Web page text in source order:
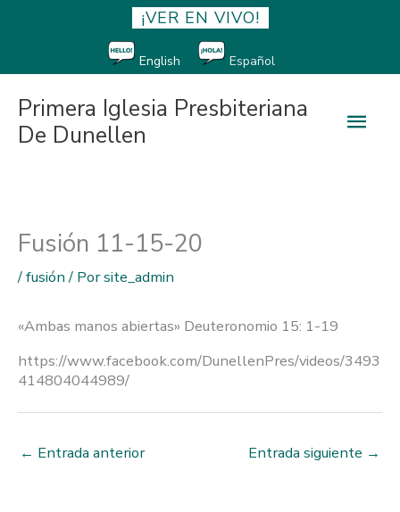
¡VER EN VIVO!
English Español
Primera Iglesia Presbiteriana
De Dunellen
Fusión 11-15-20
/fusión/ Porsite_admin
«Ambas manos abiertas» Deuteronomio 15: 1-19
https://www.facebook.com/DunellenPres/videos/3493
414804044989/
← Entrada anterior Entrada siguiente →